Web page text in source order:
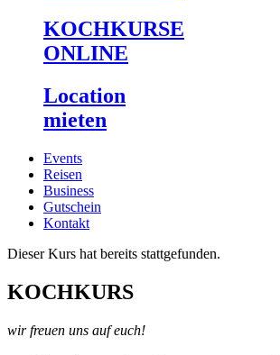
KOCHKURSE
ONLINE
Location
mieten
Events
Reisen
Business
Gutschein
Kontakt
Dieser Kurs hat bereits stattgefunden.
KOCHKURS
wir freuen uns auf euch!